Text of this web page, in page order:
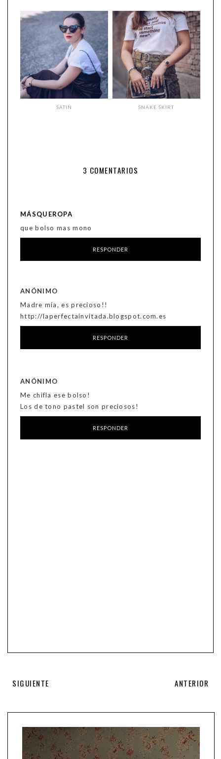
SATIN SNAKE SKIRT
3 COMENTARIOS
MÁSQUEROPA
que bolso mas mono
RESPONDER
ANÓNIMO
Madre mía, es precioso!!
http://laperfectainvitada.blogspot.com.es
RESPONDER
ANÓNIMO
Me chifla ese bolso!
Los de tono pastel son preciosos!
RESPONDER
SIGUIENTE ANTERIOR